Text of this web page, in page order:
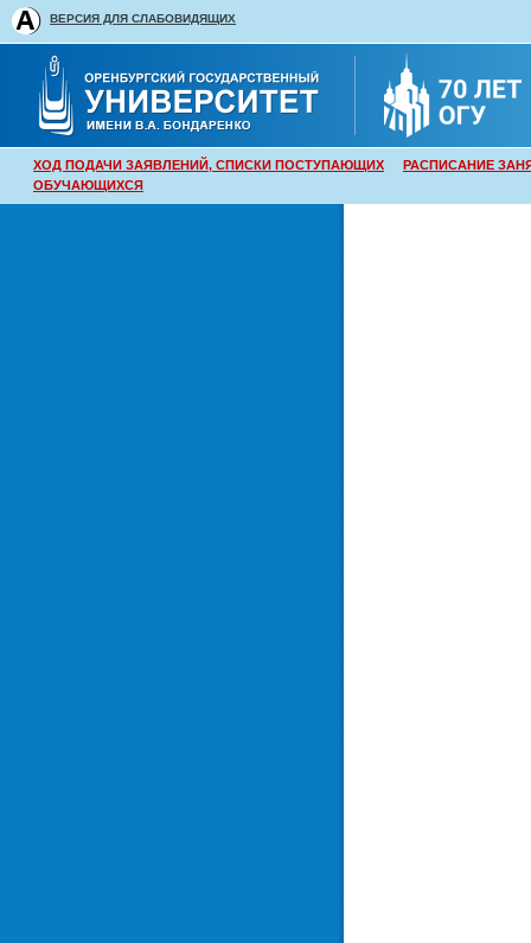
ВЕРСИЯ ДЛЯ СЛАБОВИДЯЩИХ
ХОД ПОДАЧИ ЗАЯВЛЕНИЙ, СПИСКИ ПОСТУПАЮЩИХ
РАСПИСАНИЕ
ОБУЧАЮЩИХСЯ